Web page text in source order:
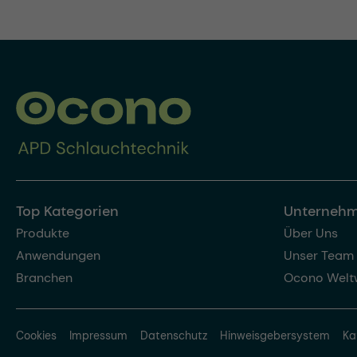
Top Kategorien
Produkte
Anwendungen
Branchen
Über Uns
Unser Team
Ocono
Cookies Impressum Datenschutz Hinweisgebersystem